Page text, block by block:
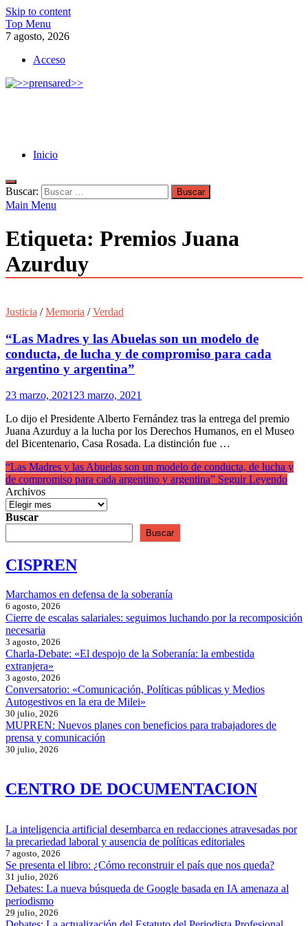
Skip to content
Top Menu
7 agosto, 2026
Acceso
Inicio
Buscar:
Main Menu
Etiqueta: Premios Juana
Azurduy
Justicia /Memoria /Verdad
“Las Madres y las Abuelas son un modelo de
conducta, de lucha y de compromiso para cada
argentino y argentina”
23 marzo, 2021 23 marzo, 2021
Lo dijo el Presidente Alberto Fernández tras la entrega del premio
Juana Azurduy a la lucha por los Derechos Humanos, en el Museo
del Bicentenario, Casa Rosada. La distinción fue …
“Las Madres y las Abuelas son un modelo de conducta, de lucha y
de compromiso para cada argentino y argentina” Seguir Leyendo
Archivos
Buscar
Buscar
CISPREN
Marchamos en defensa de la soberanía
6 agosto, 2026
Cierre de escalas salariales: seguimos luchando por la recomposición
necesaria
3 agosto, 2026
Charla-Debate: «El despojo de la Soberanía: la embestida
extranjera»
3 agosto, 2026
Conversatorio: «Comunicación, Políticas públicas y Medios
Autogestivos en la era de Milei»
30 julio, 2026
MUPREN: Nuevos planes con beneficios para trabajadores de
prensa y comunicación
30 julio, 2026
CENTRO DE DOCUMENTACION
La inteligencia artificial desembarca en redacciones atravesadas por
la precariedad laboral y ausencia de políticas editoriales
7 agosto, 2026
Se presenta el libro: ¿Cómo reconstruir el país que nos queda?
31 julio, 2026
Debates: La nueva búsqueda de Google basada en IA amenaza al
periodismo
29 julio, 2026